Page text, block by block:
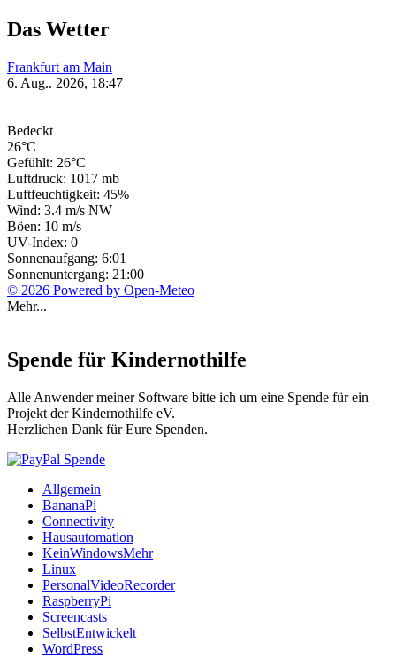
Das Wetter
Frankfurt am Main
6. Aug.. 2026, 18:47
Bedeckt
26°C
Gefühlt: 26°C
Luftdruck: 1017 mb
Luftfeuchtigkeit: 45%
Wind: 3.4 m/s NW
Böen: 10 m/s
UV-Index: 0
Sonnenaufgang: 6:01
Sonnenuntergang: 21:00
© 2026 Powered by Open-Meteo
Mehr...
Spende für Kindernothilfe
Alle Anwender meiner Software bitte ich um eine Spende für ein
Projekt der Kindernothilfe eV.
Herzlichen Dank für Eure Spenden.
Allgemein
BananaPi
Connectivity
Hausautomation
KeinWindowsMehr
Linux
PersonalVideoRecorder
RaspberryPi
Screencasts
SelbstEntwickelt
WordPress